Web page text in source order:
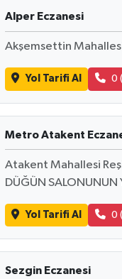
Alper Eczanesi
Akşemsettin
Yol Tarifi Al 0
Metro Atakent
Atakent Mahallesi
DÜĞÜN SALONUNUN
Yol Tarifi Al 0
Sezgin Eczanesi